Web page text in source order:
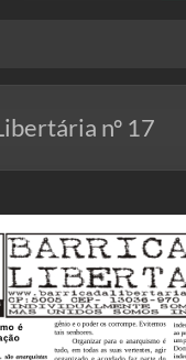
nº 17